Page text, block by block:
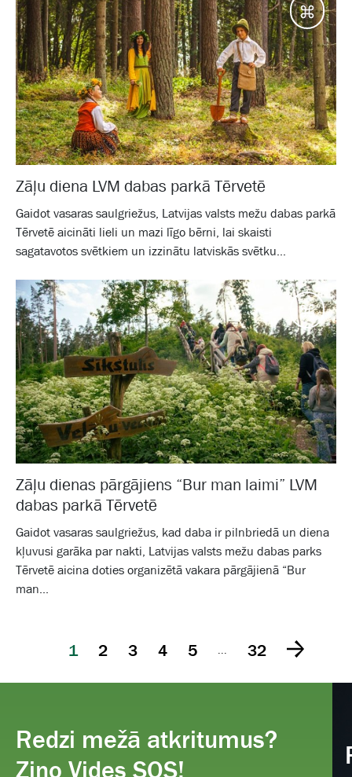
Zāļu diena LVM dabas parkā Tērvetē
Gaidot vasaras saulgriežus, Latvijas valsts mežu dabas parkā
Tērvetē aicināti lieli un mazi līgo bērni, lai skaisti
sagatavotos svētkiem un izzinātu latviskās svētku...
Zāļu dienas pārgājiens “Bur man laimi” LVM
dabas parkā Tērvetē
Gaidot vasaras saulgriežus, kad daba ir pilnbriedā un diena
kļuvusi garāka par nakti, Latvijas valsts mežu dabas parks
Tērvetē aicina doties organizētā vakara pārgājienā “Bur
man...
1 2 3 4 5 32
Redzi mežā atkritumus?
Ziņo Vides SOS!